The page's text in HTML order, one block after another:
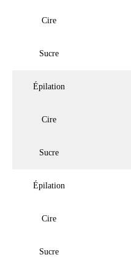
Cire
Sucre
Épilation
Cire
Sucre
Épilation
Cire
Sucre